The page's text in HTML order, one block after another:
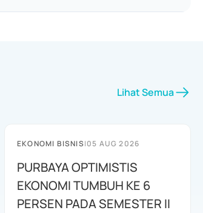
Lihat Semua
EKONOMI BISNIS|05 AUG 2026
PURBAYA OPTIMISTIS
EKONOMI TUMBUH KE 6
PERSEN PADA SEMESTER II